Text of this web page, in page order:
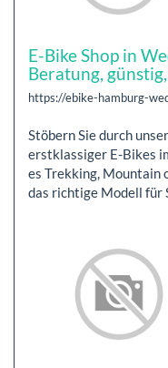
E-Bike Shop in
Beratung,
https://ebike-hamburg-
Stöbern Sie durch
erstklassiger E-Bikes
es Trekking, Mountain
das richtige Modell für